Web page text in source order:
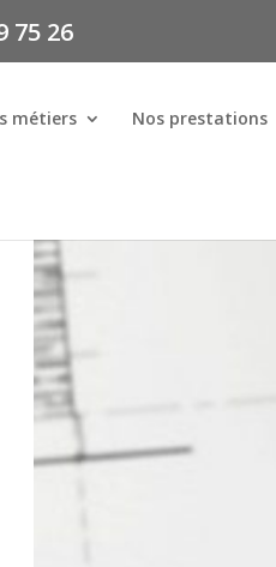
75 26
métiers Nos prestations